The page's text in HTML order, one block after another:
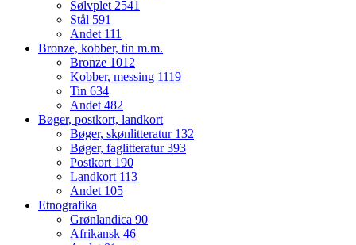
Sølvplet 2541
Stål 591
Andet 111
Bronze, kobber, tin m.m.
Bronze 1012
Kobber, messing 1119
Tin 634
Andet 482
Bøger, postkort, landkort
Bøger, skønlitteratur 132
Bøger, faglitteratur393
Postkort 190
Landkort 113
Andet 105
Etnografika
Grønlandica 90
Afrikansk 46